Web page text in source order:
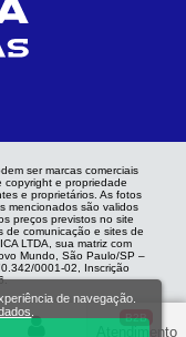
B2B
Atendimento
ser marcas comerciais
copyright e propriedade
e proprietários. As fotos
mencionados são validos
preços previstos no site
de comunicação e sites de
LTDA, sua matriz com
Mundo, São Paulo/SP –
0001-02, Inscrição
de navegação.